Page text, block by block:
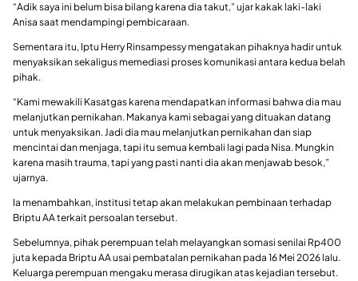
“Adik saya ini belum bisa bilang karena dia takut,” ujar kakak laki-laki
Anisa saat mendampingi pembicaraan.
Sementara itu, Iptu Herry Rinsampessy mengatakan pihaknya hadir untuk
menyaksikan sekaligus memediasi proses komunikasi antara kedua belah
pihak.
“Kami mewakili Kasatgas karena mendapatkan informasi bahwa dia mau
melanjutkan pernikahan. Makanya kami sebagai yang dituakan datang
untuk menyaksikan. Jadi dia mau melanjutkan pernikahan dan siap
mencintai dan menjaga, tapi itu semua kembali lagi pada Nisa. Mungkin
karena masih trauma, tapi yang pasti nanti dia akan menjawab besok,”
ujarnya.
Ia menambahkan, institusi tetap akan melakukan pembinaan terhadap
Briptu AA terkait persoalan tersebut.
Sebelumnya, pihak perempuan telah melayangkan somasi senilai Rp400
juta kepada Briptu AA usai pembatalan pernikahan pada 16 Mei 2026 lalu.
Keluarga perempuan mengaku merasa dirugikan atas kejadian tersebut.